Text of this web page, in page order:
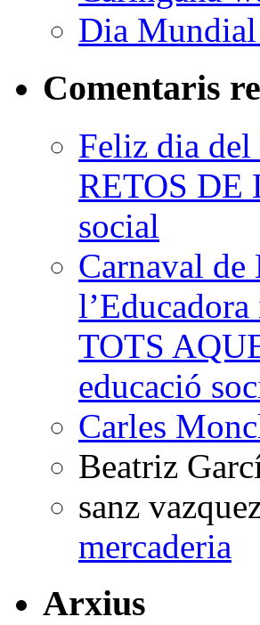
Dia Mundial
Comentaris
Feliz dia
RETOS
social
Carnaval
TOTS
educació
Carles
Beatriz
sanz
mercaderia
Arxius